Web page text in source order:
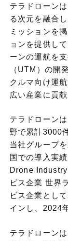
テラドローン
る次元を融合
ミッションを
ョンを提供し
ーンの運航を
（UTM）の開
クルマ向け運
広い産業に貢
テラドローン
野で累計3000
当社グループ
国での導入実
Drone
ビス企業 世界
ビス企業とし
インし、2024
テラドローン